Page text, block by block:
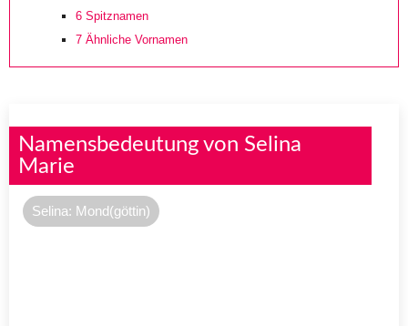
6 Spitznamen
7 Ähnliche Vornamen
Namensbedeutung von Selina
Marie
Selina: Mond(göttin)